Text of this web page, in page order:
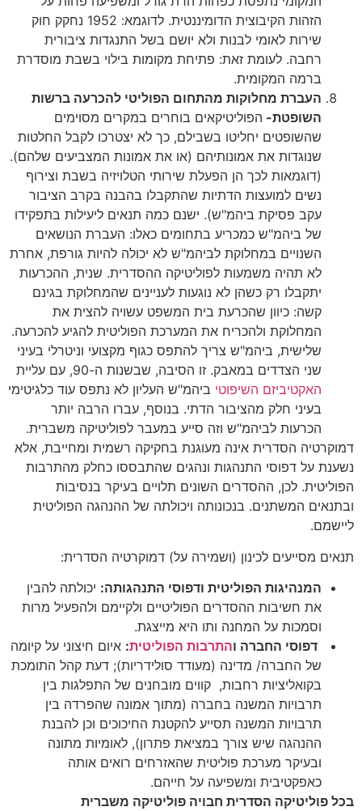
הזהות הקיבוצית הדומיננטית. לדוגמא: 1952 נחקק חוק
שירות לאומי לבנות ולא יושם בשל התנגדות ציבורית
רחבה. לעומת זאת: פתיחת מקומות בילוי בשבת מוסדרת
ברמה המקומית.
העברת מחלוקות מהתחום הפוליטי להכרעה ברשות
השופטת- הפוליטיקאים בוחרים במקרים מסוימים
שהשופטים יחליטו בשבילם, כך לא יצטרכו לקבל החלטות
שנוגדות את אמונותיהם (או את אמונות המצביעים שלהם).
(דוגמאות לכך הן הפעלת שירותי הטלויזיה בשבת וצירוף
נשים למועצות הדתיות שהתקבלו בהבנה בקרב הציבור
עקב פסיקת ביהמ"ש). ישנם כמה תנאים ליעילות בתפקידו
של ביהמ"ש כמכריע בתחומים כאלו: העברת הנושאים
השנויים במחלוקת לביהמ"ש לא יכולה להיות גורפת, אחרת
לא תהיה משמעות לפוליטיקה ההסדרית. שנית, ההכרעות
יתקבלו רק כשהן לא נוגעות לעניינים שהמחלוקת בגינם
קשה: כיוון שהכרעת בית המשפט עשויה להצית את
המחלוקת ולהכריח את המערכת הפוליטית להגיע להכרעה.
שלישית, ביהמ"ש צריך להתפס כגוף מקצועי וניטרלי בעיני
שני הצדדים במאבק. זו הסיבה, שבשנות ה-90, עם עליית
האקטיביזם השיפוטי ביהמ"ש העליון לא נתפס עוד כלגיטימי
בעיני חלק מהציבור הדתי. בנוסף, עברו הרבה יותר
הכרעות לביהמ"ש וזה סייע במעבר לפוליטיקה משברית.
דמוקרטיה הסדרית אינה מעוגנת בחקיקה רשמית ומחייבת, אלא
נשענת על דפוסי התנהגות ונהגים שהתבססו כחלק מהתרבות
הפוליטית. לכן, ההסדרים השונים תלויים בעיקר בנסיבות
ובתנאים המשתנים. בנכונותה ויכולתה של ההנהגה הפוליטית
ליישמם.
תנאים מסייעים לכינון (ושמירה על) דמוקרטיה הסדרית:
המנהיגות הפוליטית ודפוסי התנהגותה: יכולתה להבין
את חשיבות ההסדרים הפוליטיים ולקיימם ולהפעיל מרות
וסמכות על המחנה ותו היא מייצגת.
דפוסי החברה והתרבות הפוליטית: איום חיצוני על קיומה
של החברה/ מדינה (מעודד סולידריות); דעת קהל התומכת
בקואליציות רחבות, קווים מובחנים של התפלגות בין
תרבויות המשנה בחברה (מתוך אמונה שהפרדה בין
תרבויות המשנה תסייע להקטנת החיכוכים וכן להבנת
ההנהגה שיש צורך במציאת פתרון), לאומיות מתונה
ובעיקר מערכת פוליטית שהאזרחים רואים אותה
כאפקטיבית ומשפיעה על חייהם.
בכל פוליטיקה הסדרית חבויה פוליטיקה משברית